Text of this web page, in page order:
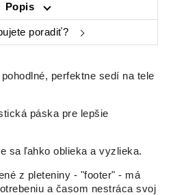
Popis
poradiť?
perfektne sedí na tele
páska pre lepšie
sa ľahko oblieka a vyzlieka.
z pleteniny - "footer" - má
a časom nestráca svoj